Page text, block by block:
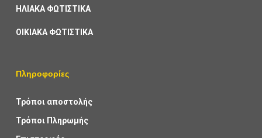
ΗΛΙΑΚΑ ΦΩΤΙΣΤΙΚΑ
ΟΙΚΙΑΚΑ ΦΩΤΙΣΤΙΚΑ
Πληροφορίες
Τρόποι αποστολής
Τρόποι Πληρωμής